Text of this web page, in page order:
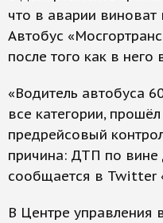
что в аварии
Автобус
после того как в него
«Водитель автобуса
все категории,
предрейсовый
причина: ДТП по вине
сообщается в Twitter
В Центре управления